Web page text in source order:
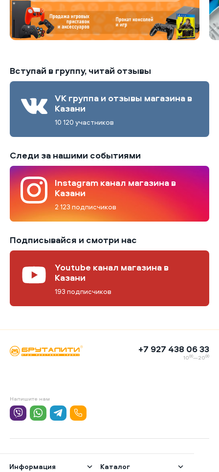
Вступай в группу, читай отзывы
VK группа и отзывы магазина в
Казани
10 120 участников
Следи за нашими событиями
Instagram канал магазина в
Казани
2 123 подписчиков
Подписывайся и смотри нас
Youtube канал магазина в
Казани
193 подписчиков
Информация Каталог
+7 927 438 06 33
1000—2000
Напишите нам